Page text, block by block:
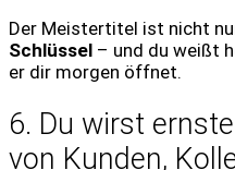
Der Meistertitel ist nicht
Schlüssel – und du weißt
er dir morgen öffnet.
6. Du wirst
von Kunden,